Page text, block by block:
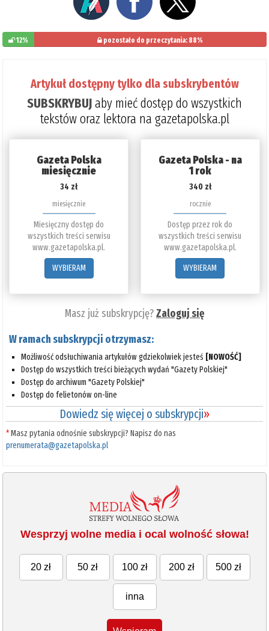
12% pozostało do przeczytania: 88%
Artykuł dostępny tylko dla subskrybentów
SUBSKRYBUJaby mieć dostęp do wszystkich
tekstów oraz lektora na gazetapolska.pl
Gazeta Polska
miesięcznie
34 zł
miesięcznie
Miesięczny dostęp do
wszystkich treści serwisu
www.gazetapolska.pl.
WYBIERAM
Gazeta Polska - na
1 rok
340 zł
rocznie
Dostęp przez rok do
wszystkich treści serwisu
www.gazetapolska.pl.
WYBIERAM
Masz już subskrypcję?Zaloguj się
W ramach subskrypcji otrzymasz:
Możliwość odsłuchiwania artykułów gdziekolwiek jesteś [NOWOŚĆ]
Dostęp do wszystkich treści bieżących wydań "Gazety Polskiej"
Dostęp do archiwum "Gazety Polskiej"
Dostęp do felietonów on-line
Dowiedz się więcej o subskrypcji»
*Masz pytania odnośnie subskrypcji? Napisz do nas
prenumerata@gazetapolska.pl
Wesprzyj wolne media i ocal wolność słowa!
20 zł 50 zł 100 zł 200 zł 500 zł
inna